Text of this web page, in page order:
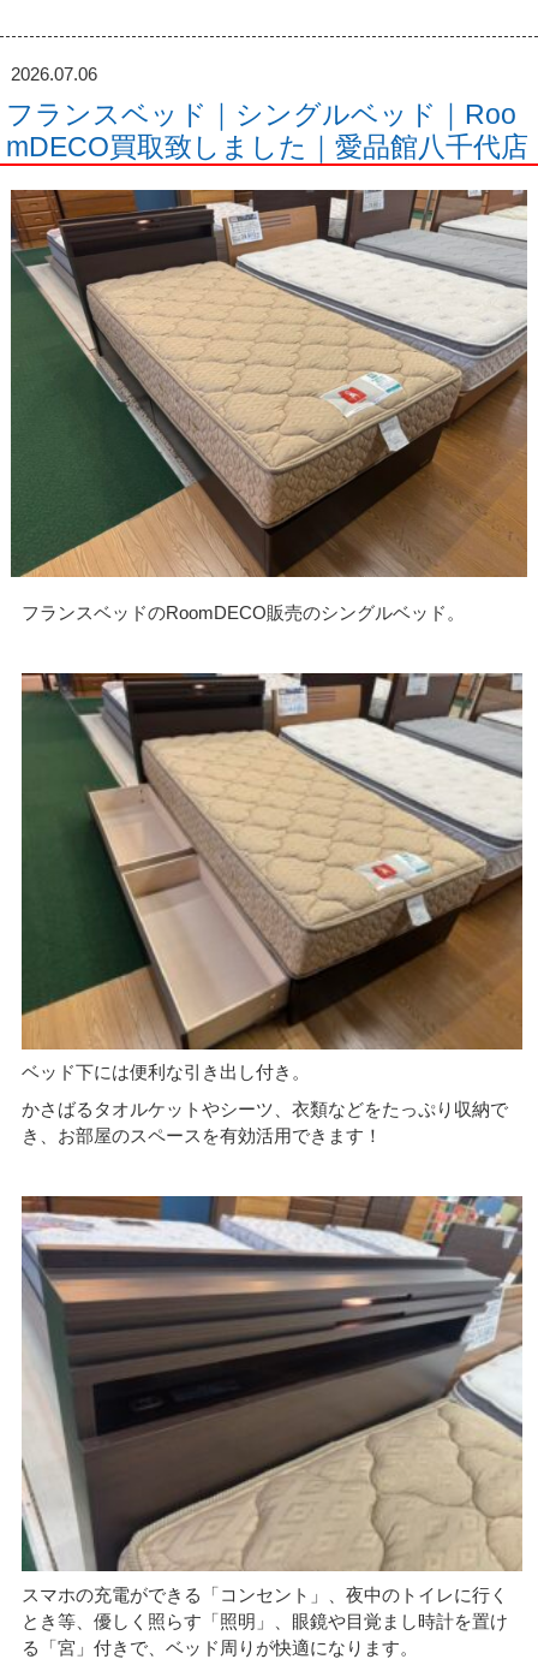
2026.07.06
フランスベッド｜シングルベッド｜Roo
mDECO買取致しました｜愛品館八千代店
フランスベッドのRoomDECO販売のシングルベッド。
ベッド下には便利な引き出し付き。
かさばるタオルケットやシーツ、衣類などをたっぷり収納で
き、お部屋のスペースを有効活用できます！
スマホの充電ができる「コンセント」、夜中のトイレに行く
とき等、優しく照らす「照明」、眼鏡や目覚まし時計を置け
る「宮」付きで、ベッド周りが快適になります。